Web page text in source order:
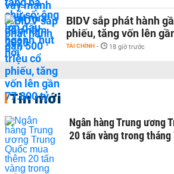
BIDV sắp phát hành
phiếu, tăng vốn lên
TÀI CHÍNH - 18 giờ trước
Tin mới
Ngân hàng Trung ương
20 tấn vàng trong tháng